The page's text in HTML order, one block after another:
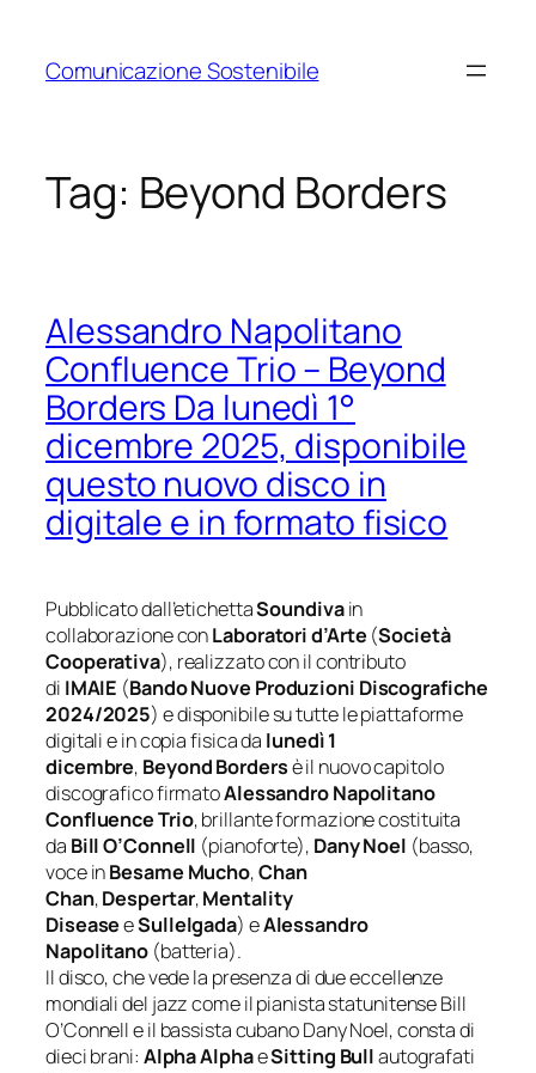
contenuto
Comunicazione Sostenibile
Tag: Beyond Borders
Alessandro Napolitano
Confluence Trio – Beyond
Borders Da lunedì 1°
dicembre 2025, disponibile
questo nuovo disco in
digitale e in formato fisico
Pubblicato dall’etichettaSoundivain
collaborazione conLaboratori d’Arte (Società
Cooperativa), realizzato con il contributo
di IMAIE (Bando Nuove Produzioni Discografiche
2024/2025) e disponibile su tutte le piattaforme
digitali e in copia fisica da lunedì 1
dicembre, Beyond Bordersè il nuovo capitolo
discografico firmatoAlessandro Napolitano
Confluence Trio, brillante formazione costituita
da Bill O’Connell (pianoforte), Dany Noel (basso,
voce inBesame Mucho,Chan
Chan,Despertar,Mentality
DiseaseeSullelgada) eAlessandro
Napolitano (batteria).
Il disco, che vede la presenza di due eccellenze
mondiali del jazz come il pianista statunitense Bill
O’Connell e il bassista cubano Dany Noel, consta di
dieci brani: Alpha AlphaeSitting Bullautografati